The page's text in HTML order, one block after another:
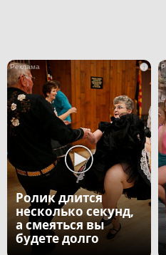
i
Ролик длится
несколько секунд,
а смеяться вы
будете долго